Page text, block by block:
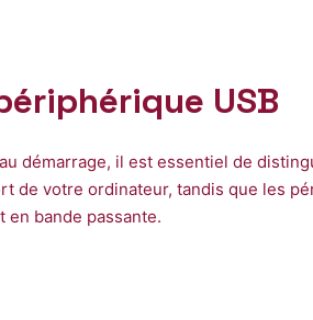
USB
démarrage, il est essentiel de
votre ordinateur, tandis que les
bande passante.